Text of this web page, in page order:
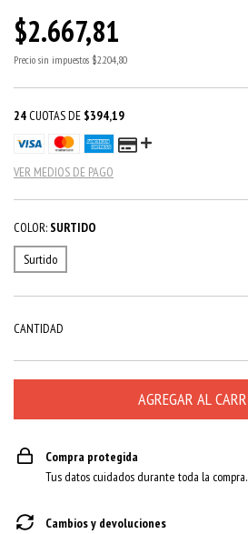
$2.667,81
Precio sin impuestos $2.204,80
24 CUOTAS DE $394,19
VER MEDIOS DE PAGO
COLOR: SURTIDO
Surtido
CANTIDAD
Compra protegida
Tus datos cuidados durante toda la compra.
Cambios y devoluciones